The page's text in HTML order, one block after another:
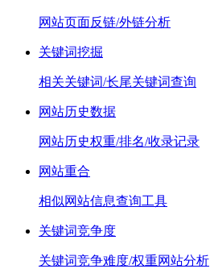
网站页面反链/外链分析
关键词挖掘
相关关键词/长尾关键词查询
网站历史数据
网站历史权重/排名/收录记录
网站重合
相似网站信息查询工具
关键词竞争度
关键词竞争难度/权重网站分析